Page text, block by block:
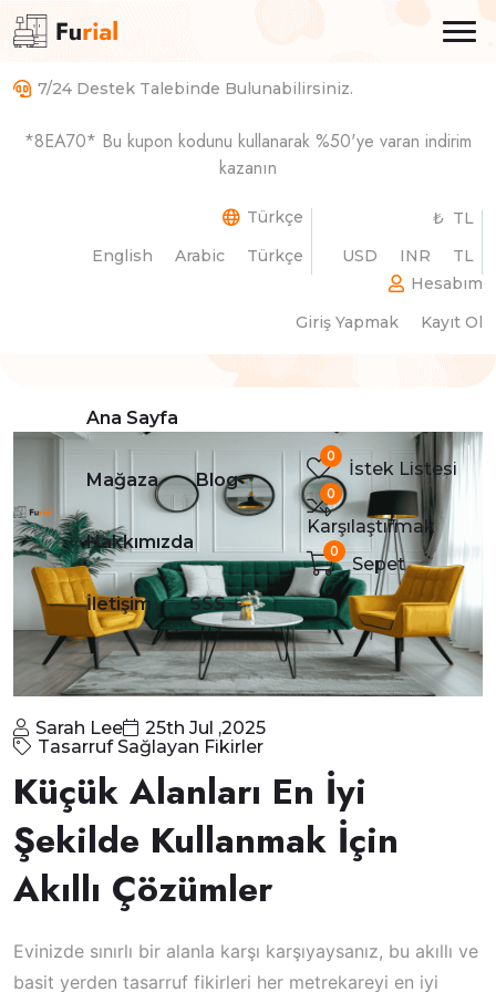
7/24 Destek Talebinde Bulunabilirsiniz.
*8EA70* Bu kupon kodunu kullanarak %50'ye varan indirim
kazanın
Türkçe
English
Arabic Türkçe
₺ TL
USD
INR
TL
Hesabım
Giriş Yapmak
Kayıt Ol
Ana Sayfa
Mağaza Blog
Hakkımızda
İletişim SSS
0
İstek Listesi
0
Karşılaştırmak
0
Sepet
Küçük Alanları En İyi Şekilde
Kullanmak İçin Akıllı
Sarah Lee
25th Jul ,2025
Tasarruf Sağlayan Fikirler
Küçük Alanları En İyi
Şekilde Kullanmak İçin
Akıllı Çözümler
Evinizde sınırlı bir alanla karşı karşıyaysanız, bu akıllı ve
basit yerden tasarruf fikirleri her metrekareyi en iyi